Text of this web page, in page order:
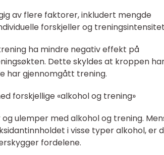
av flere faktorer, inkludert mengde
forskjeller og
ha mindre negativ effekt på
Dette skyldes at kroppen
har gjennomgått trening.
forskjellige «alkohol og trening»
ulemper med alkohol og trening.
i visse typer alkohol, er
fordelene.